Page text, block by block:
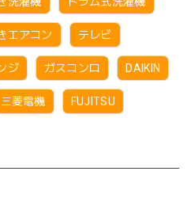
エアコン テレビ
ジ ガスコンロ DAIKIN
三菱電機 FUJITSU